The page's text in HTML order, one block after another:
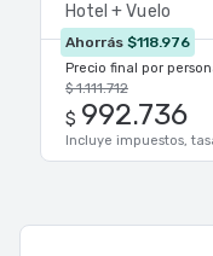
Hotel + Vuelo
Ahorrás $118.976
Precio final por
$ 992.736
$ 1.111.712
Incluye impuestos,